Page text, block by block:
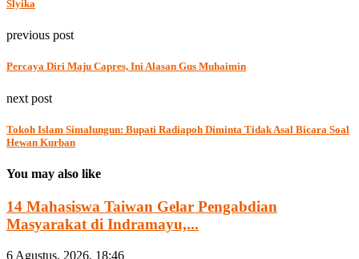
Slyika
previous post
Percaya Diri Maju Capres, Ini Alasan Gus Muhaimin
next post
Tokoh Islam Simalungun: Bupati Radiapoh Diminta Tidak Asal Bicara Soal
Hewan Kurban
You may also like
14 Mahasiswa Taiwan Gelar Pengabdian
Masyarakat di Indramayu,...
6 Agustus, 2026, 18:46